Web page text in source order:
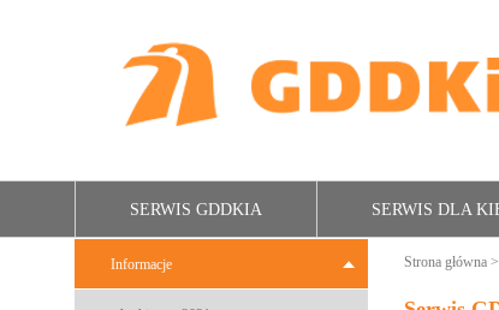
SERWIS GDDKIA SERWIS DLA
Informacje Strona główna >